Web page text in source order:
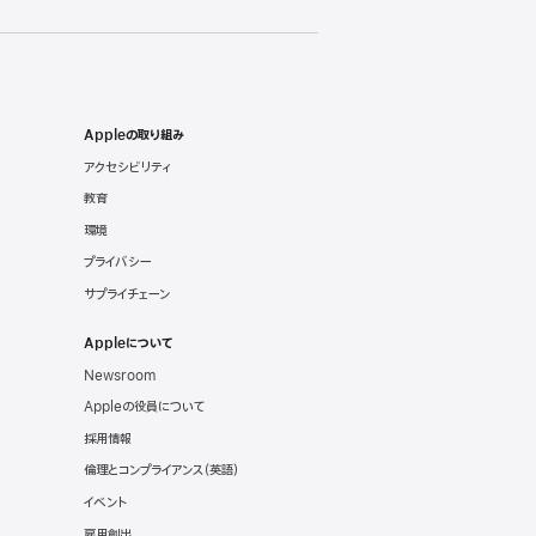
Appleの取り組み
アクセシビリティ
教育
環境
プライバシー
サプライチェーン
Appleについて
Newsroom
Appleの役員について
採用情報
倫理とコンプライアンス（英語）
イベント